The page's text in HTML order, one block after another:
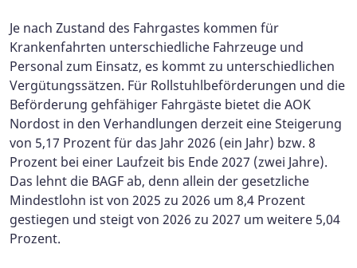
Je nach Zustand des Fahrgastes kommen für
Krankenfahrten unterschiedliche Fahrzeuge und
Personal zum Einsatz, es kommt zu unterschiedlichen
Vergütungssätzen. Für Rollstuhlbeförderungen und die
Beförderung gehfähiger Fahrgäste bietet die AOK
Nordost in den Verhandlungen derzeit eine Steigerung
von 5,17 Prozent für das Jahr 2026 (ein Jahr) bzw. 8
Prozent bei einer Laufzeit bis Ende 2027 (zwei Jahre).
Das lehnt die BAGF ab, denn allein der gesetzliche
Mindestlohn ist von 2025 zu 2026 um 8,4 Prozent
gestiegen und steigt von 2026 zu 2027 um weitere 5,04
Prozent.